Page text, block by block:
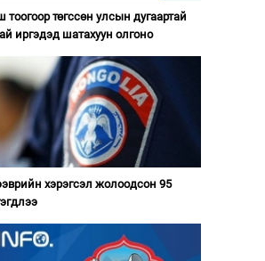
тоогоор төгссөн улсын дугаартай
иргэдэд шатахуун олгоно
хэрэгсэл жолоодсон 95